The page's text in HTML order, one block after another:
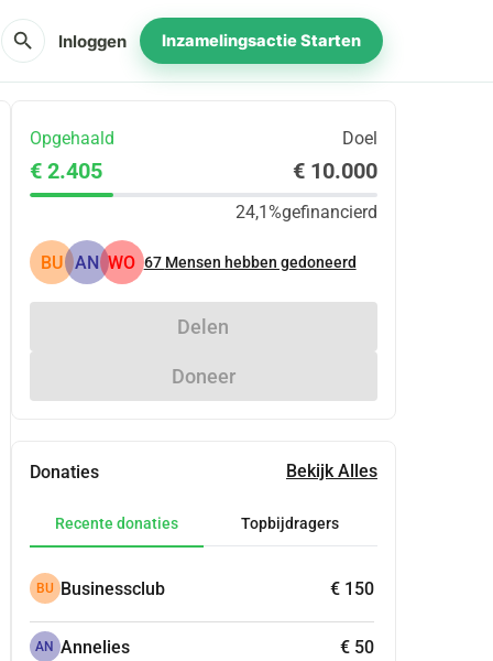
search Inloggen Inzamelingsactie Starten
Opgehaald Doel
€ 2.405 € 10.000
24,1%gefinancierd
BU AN WO 67 Mensen hebben gedoneerd
Delen
Doneer
Donaties Bekijk Alles
Recente donaties Topbijdragers
BU Businessclub € 150
AN Annelies € 50